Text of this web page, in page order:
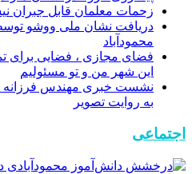
زحمات معلمان قابل جبران
دریافت نشان ملی ووشو
محمودآباد
فضای مجازی ، فضایی برای
این شهر من و تو مسئولیم
نشست خبری مهندس فرزانه
به روایت تصویر
اجتماعی